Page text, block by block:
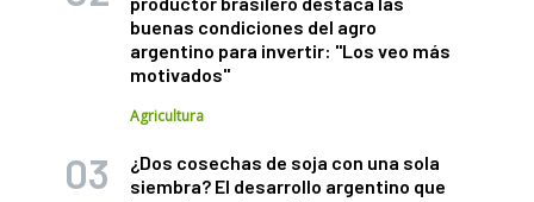
buenas condiciones del agro
argentino para invertir: "Los veo más
motivados"
Agricultura
¿Dos cosechas de soja con una sola
siembra? El desarrollo argentino que